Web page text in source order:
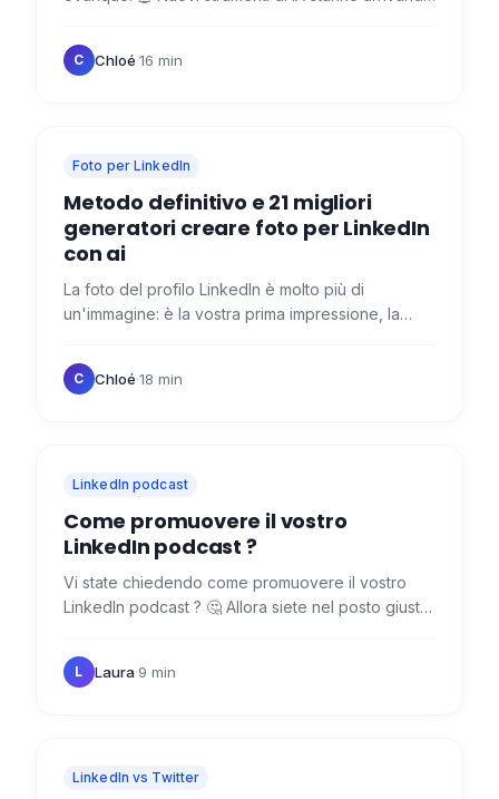
ogni…
C Chloé·16 min
Foto per LinkedIn
Metodo definitivo e 21 migliori
generatori creare foto per LinkedIn
con ai
La foto del profilo LinkedIn è molto più di
un'immagine: è la vostra prima impressione, la
🌟 Il…
C Chloé·18 min
LinkedIn podcast
Come promuovere il vostro
LinkedIn podcast ?
Vi state chiedendo come promuovere il vostro
LinkedIn podcast ? 🤔 Allora siete nel posto giusto!
a…
L Laura·9 min
LinkedIn vs Twitter